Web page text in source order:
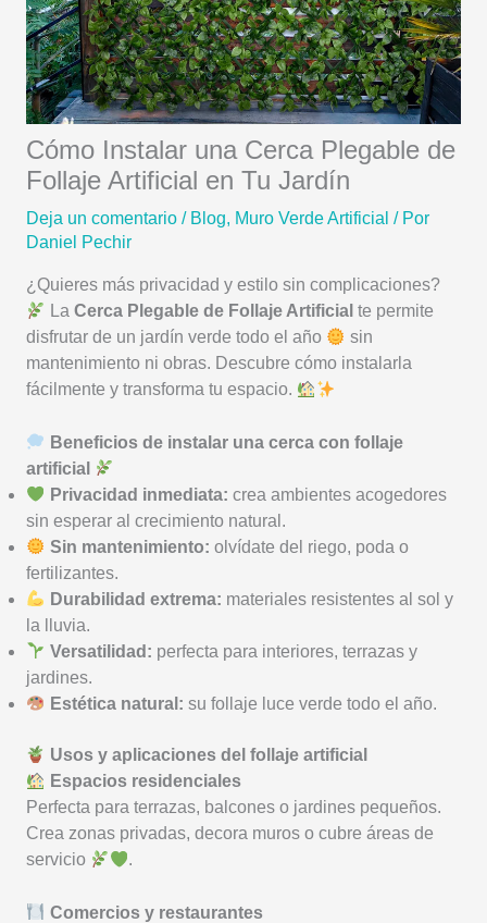
Cómo Instalar una Cerca Plegable de
Follaje Artificial en Tu Jardín
Deja un comentario / Blog, Muro Verde Artificial / Por
Daniel Pechir
¿Quieres más privacidad y estilo sin complicaciones?
La Cerca Plegable de Follaje Artificial te permite
disfrutar de un jardín verde todo el año
sin
mantenimiento ni obras. Descubre cómo instalarla
fácilmente y transforma tu espacio.
Beneficios de instalar una cerca con follaje
artificial
Privacidad inmediata: crea ambientes acogedores
sin esperar al crecimiento natural.
Sin mantenimiento: olvídate del riego, poda o
fertilizantes.
Durabilidad extrema: materiales resistentes al sol y
la lluvia.
Versatilidad: perfecta para interiores, terrazas y
jardines.
Estética natural: su follaje luce verde todo el año.
Usos y aplicaciones del follaje artificial
Espacios residenciales
Perfecta para terrazas, balcones o jardines pequeños.
Crea zonas privadas, decora muros o cubre áreas de
servicio
.
Comercios y restaurantes